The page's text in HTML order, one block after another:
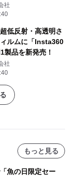
社
低反射・高透明さ
ルムに「Insta360
品を新発売！
社
もっと見る
魚の日限定セー